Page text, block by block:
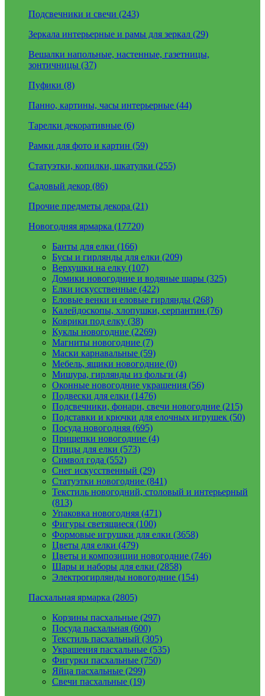
Подсвечники и свечи (243)
Зеркала интерьерные и рамы для зеркал (29)
Вешалки напольные, настенные, газетницы,
зонтичницы (37)
Пуфики (8)
Панно, картины, часы интерьерные (44)
Тарелки декоративные (6)
Рамки для фото и картин (59)
Статуэтки, копилки, шкатулки (255)
Садовый декор (86)
Прочие предметы декора (21)
Новогодняя ярмарка (17720)
Банты для елки (166)
Бусы и гирлянды для елки (209)
Верхушки на елку (107)
Домики новогодние и водяные шары (325)
Елки искусственные (422)
Еловые венки и еловые гирлянды (268)
Калейдоскопы, хлопушки, серпантин (76)
Коврики под елку (38)
Куклы новогодние (2269)
Магниты новогодние (7)
Маски карнавальные (59)
Мебель, ящики новогодние (0)
Мишура, гирлянды из фольги (4)
Оконные новогодние украшения (56)
Подвески для елки (1476)
Подсвечники, фонари, свечи новогодние (215)
Подставки и крючки для елочных игрушек (50)
Посуда новогодняя (695)
Прищепки новогодние (4)
Птицы для елки (573)
Символ года (552)
Снег искусственный (29)
Статуэтки новогодние (841)
Текстиль новогодний, столовый и интерьерный
(813)
Упаковка новогодняя (471)
Фигуры светящиеся (100)
Формовые игрушки для елки (3658)
Цветы для елки (479)
Цветы и композиции новогодние (746)
Шары и наборы для елки (2858)
Электрогирлянды новогодние (154)
Пасхальная ярмарка (2805)
Корзины пасхальные (297)
Посуда пасхальная (600)
Текстиль пасхальный (305)
Украшения пасхальные (535)
Фигурки пасхальные (750)
Яйца пасхальные (299)
Свечи пасхальные (19)